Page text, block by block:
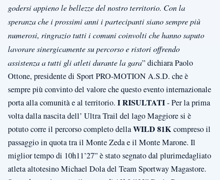
godersi appieno le bellezze del nostro territorio. Con la
speranza che i prossimi anni i partecipanti siano sempre più
numerosi, ringrazio tutti i comuni coinvolti che hanno saputo
lavorare sinergicamente su percorso e ristori offrendo
assistenza a tutti gli atleti durante la gara” dichiara Paolo
Ottone, presidente di Sport PRO-MOTION A.S.D. che è
sempre più convinto del valore che questo evento internazionale
porta alla comunità e al territorio. I RISULTATI- Per la prima
volta dalla nascita dell’ Ultra Trail del lago Maggiore si è
potuto corre il percorso completo dellaWILD 81Kcompreso il
passaggio in quota tra il Monte Zeda e il Monte Marone. Il
miglior tempo di 10h11’27” è stato segnato dal plurimedagliato
atleta altotesino Michael Dola del Team Sportway Magastore.